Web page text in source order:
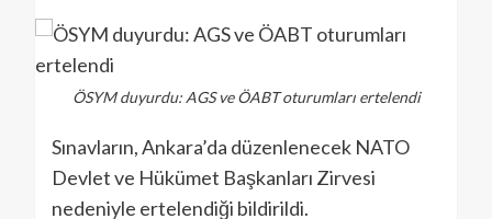
ÖSYM duyurdu: AGS ve ÖABT oturumları ertelendi
Sınavların, Ankara’da düzenlenecek NATO
Devlet ve Hükümet Başkanları Zirvesi
nedeniyle ertelendiği bildirildi.